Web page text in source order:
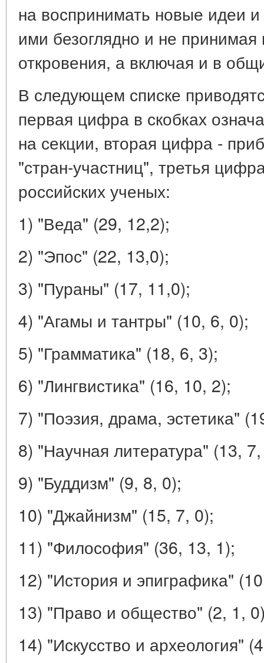
на воспринимать новые идеи
ими безоглядно и не
откровения, а включая и в
В следующем списке
первая цифра в скобках
на секции, вторая цифра -
"стран-участниц", третья
российских ученых:
1) "Веда" (29, 12,2);
2) "Эпос" (22, 13,0);
3) "Пураны" (17, 11,0);
4) "Агамы и тантры" (10, 6, 0);
5) "Грамматика" (18, 6, 3);
6) "Лингвистика" (16, 10, 2);
7) "Поэзия, драма, эстетика"
8) "Научная литература" (13,
9) "Буддизм" (9, 8, 0);
10) "Джайнизм" (15, 7, 0);
11) "Философия" (36, 13, 1);
12) "История и эпиграфика"
13) "Право и общество" (2, 1,
14) "Искусство и археология"